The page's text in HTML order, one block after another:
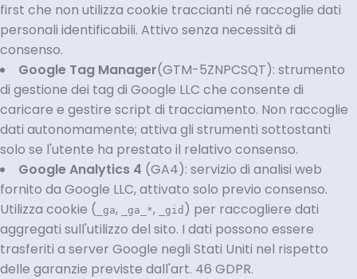
first che non utilizza cookie traccianti né raccoglie dati
personali identificabili. Attivo senza necessità di
consenso.
Google Tag Manager(GTM-5ZNPCSQT): strumento
di gestione dei tag di Google LLC che consente di
caricare e gestire script di tracciamento. Non raccoglie
dati autonomamente; attiva gli strumenti sottostanti
solo se l'utente ha prestato il relativo consenso.
Google Analytics 4 (GA4): servizio di analisi web
fornito da Google LLC, attivato solo previo consenso.
Utilizza cookie ( _ga, _ga_*, _gid ) per raccogliere dati
aggregati sull'utilizzo del sito. I dati possono essere
trasferiti a server Google negli Stati Uniti nel rispetto
delle garanzie previste dall'art. 46 GDPR.